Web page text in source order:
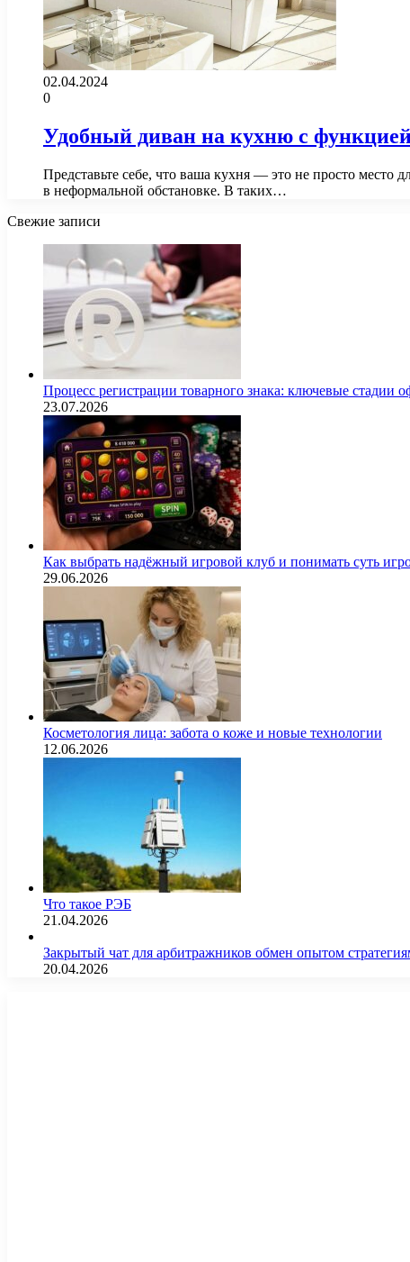
02.04.2024
0
Удобный диван на кухню с
Представьте себе, что ваша кухня — это не просто место
в неформальной обстановке. В таких…
Свежие записи
Процесс регистрации товарного знака: ключевые стадии
23.07.2026
Как выбрать надёжный игровой клуб и понимать суть
29.06.2026
Косметология лица: забота о коже и новые технологии
12.06.2026
Что такое РЭБ
21.04.2026
Закрытый чат для арбитражников обмен опытом
20.04.2026